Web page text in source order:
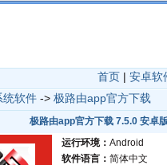
首页 | 安卓软
统软件 -> 极路由app官方下载
极路由app官方下载 7.5.0 安卓
运行环境： Android
软件语言： 简体中文